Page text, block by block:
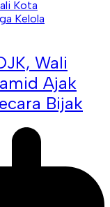
Wali
Ajak
Bijak